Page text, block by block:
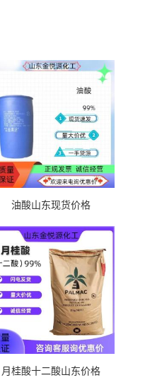
油酸山东现货价格
月桂酸十二酸山东价格